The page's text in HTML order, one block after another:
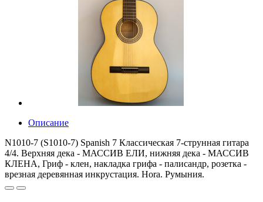
Описание
N1010-7 (S1010-7) Spanish 7 Классическая 7-струнная гитара
4/4. Верхняя дека - МАССИВ ЕЛИ, нижняя дека - МАССИВ
КЛЕНА, Гриф - клен, накладка грифа - палисандр, розетка -
врезная деревянная инкрустация. Hora. Румыния.